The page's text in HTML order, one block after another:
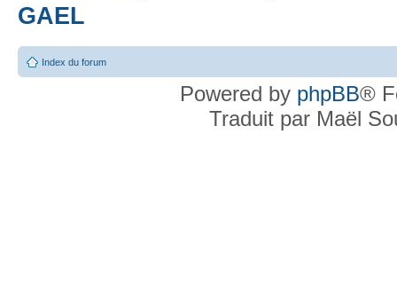
GAEL
Index du forum
Powered by phpBB®
Traduit par Maël